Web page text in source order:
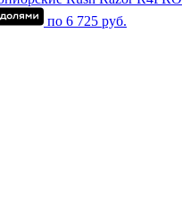
по 6 725 руб.